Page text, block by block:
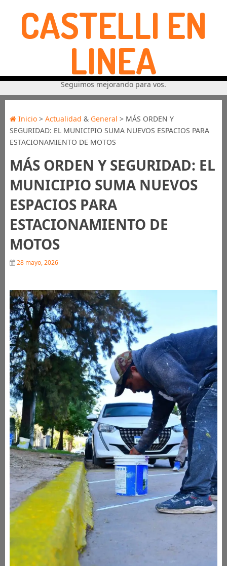
CASTELLI EN
LINEA
Seguimos mejorando para vos.
Inicio> Actualidad & General > MÁS ORDEN Y
SEGURIDAD: EL MUNICIPIO SUMA NUEVOS ESPACIOS PARA
ESTACIONAMIENTO DE MOTOS
MÁS ORDEN Y SEGURIDAD: EL
MUNICIPIO SUMA NUEVOS
ESPACIOS PARA
ESTACIONAMIENTO DE
MOTOS
28 mayo, 2026